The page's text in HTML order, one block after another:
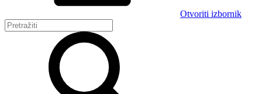
Otvoriti izbornik